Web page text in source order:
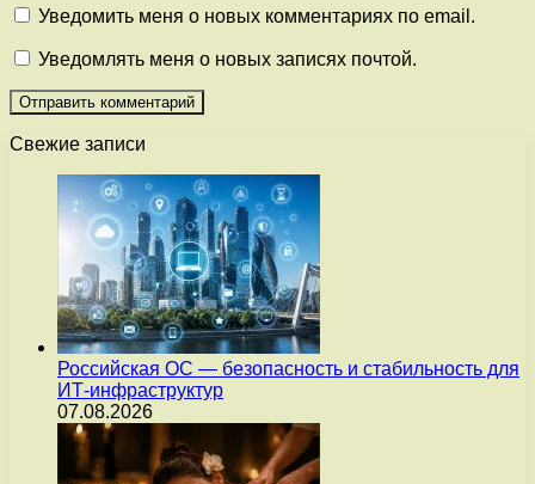
Уведомить меня о новых комментариях по email.
Уведомлять меня о новых записях почтой.
Свежие записи
Российская ОС — безопасность и стабильность для
ИТ-инфраструктур
07.08.2026